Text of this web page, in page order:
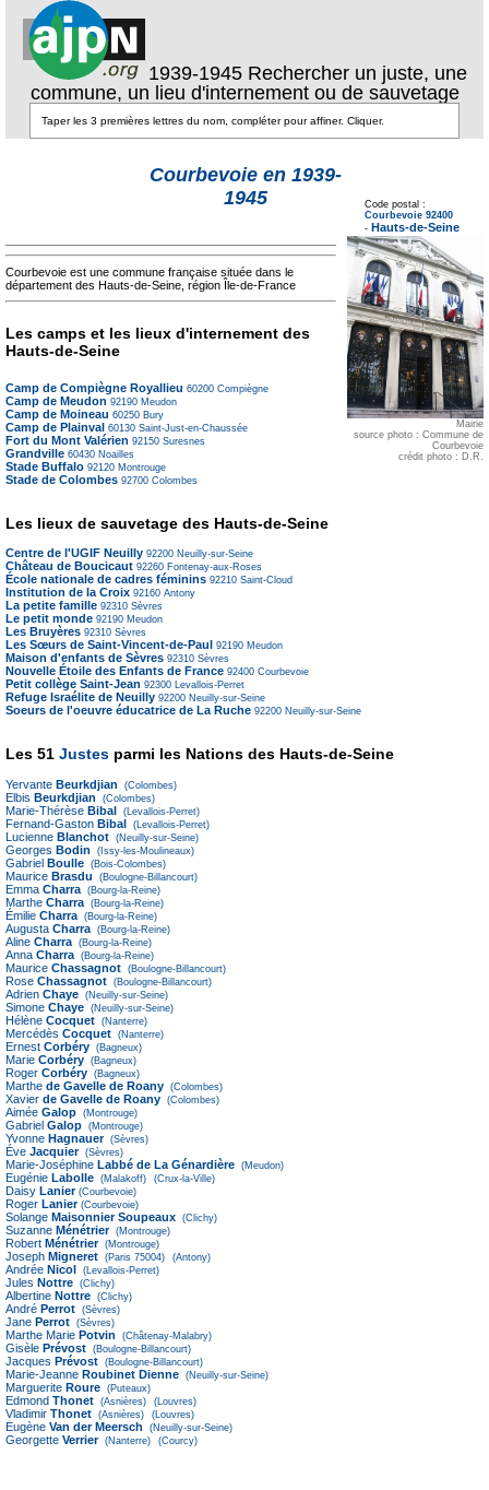
1939-1945 Rechercher un juste, une
commune, un lieu d'internement ou de sauvetage
Courbevoie en 1939-
1945
Code postal :
Courbevoie 92400
- Hauts-de-Seine
Mairie
source photo : Commune de
Courbevoie
crédit photo : D.R.
Courbevoie est une commune française située dans le
département des Hauts-de-Seine, région Île-de-France
Les camps et les lieux d'internement des
Hauts-de-Seine
Camp de Compiègne Royallieu 60200 Compiègne
Camp de Meudon 92190 Meudon
Camp de Moineau 60250 Bury
Camp de Plainval 60130 Saint-Just-en-Chaussée
Fort du Mont Valérien 92150 Suresnes
Grandville 60430 Noailles
Stade Buffalo 92120 Montrouge
Stade de Colombes 92700 Colombes
Les lieux de sauvetage des Hauts-de-Seine
Centre de l'UGIF Neuilly 92200 Neuilly-sur-Seine
Château de Boucicaut 92260 Fontenay-aux-Roses
École nationale de cadres féminins 92210 Saint-Cloud
Institution de la Croix 92160 Antony
La petite famille 92310 Sèvres
Le petit monde 92190 Meudon
Les Bruyères 92310 Sèvres
Les Sœurs de Saint-Vincent-de-Paul 92190 Meudon
Maison d'enfants de Sèvres 92310 Sèvres
Nouvelle Étoile des Enfants de France 92400 Courbevoie
Petit collège Saint-Jean 92300 Levallois-Perret
Refuge Israélite de Neuilly 92200 Neuilly-sur-Seine
Soeurs de l'oeuvre éducatrice de La Ruche 92200 Neuilly-sur-Seine
Les 51 Justes parmi les Nations des Hauts-de-Seine
Yervante Beurkdjian (Colombes)
Elbis Beurkdjian (Colombes)
Marie-Thérèse Bibal (Levallois-Perret)
Fernand-Gaston Bibal (Levallois-Perret)
Lucienne Blanchot (Neuilly-sur-Seine)
Georges Bodin (Issy-les-Moulineaux)
Gabriel Boulle (Bois-Colombes)
Maurice Brasdu (Boulogne-Billancourt)
Emma Charra (Bourg-la-Reine)
Marthe Charra (Bourg-la-Reine)
Émilie Charra (Bourg-la-Reine)
Augusta Charra (Bourg-la-Reine)
Aline Charra (Bourg-la-Reine)
Anna Charra (Bourg-la-Reine)
Maurice Chassagnot (Boulogne-Billancourt)
Rose Chassagnot (Boulogne-Billancourt)
Adrien Chaye (Neuilly-sur-Seine)
Simone Chaye (Neuilly-sur-Seine)
Hélène Cocquet (Nanterre)
Mercédès Cocquet (Nanterre)
Ernest Corbéry (Bagneux)
Marie Corbéry (Bagneux)
Roger Corbéry (Bagneux)
Marthe de Gavelle de Roany (Colombes)
Xavier de Gavelle de Roany (Colombes)
Aimée Galop (Montrouge)
Gabriel Galop (Montrouge)
Yvonne Hagnauer (Sèvres)
Éve Jacquier (Sèvres)
Marie-Joséphine Labbé de La Génardière (Meudon)
Eugénie Labolle (Malakoff) (Crux-la-Ville)
Daisy Lanier (Courbevoie)
Roger Lanier (Courbevoie)
Solange Maisonnier Soupeaux (Clichy)
Suzanne Ménétrier (Montrouge)
Robert Ménétrier (Montrouge)
Joseph Migneret (Paris 75004) (Antony)
Andrée Nicol (Levallois-Perret)
Jules Nottre (Clichy)
Albertine Nottre (Clichy)
André Perrot (Sèvres)
Jane Perrot (Sèvres)
Marthe Marie Potvin (Châtenay-Malabry)
Gisèle Prévost (Boulogne-Billancourt)
Jacques Prévost (Boulogne-Billancourt)
Marie-Jeanne Roubinet Dienne (Neuilly-sur-Seine)
Marguerite Roure (Puteaux)
Edmond Thonet (Asnières) (Louvres)
Vladimir Thonet (Asnières) (Louvres)
Eugène Van der Meersch (Neuilly-sur-Seine)
Georgette Verrier (Nanterre) (Courcy)